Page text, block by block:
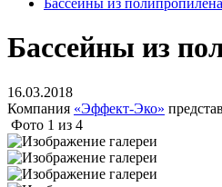
Бассейны из
Бассейны из
16.03.2018
Компания «Эффект-Эко»
Фото 1 из 4